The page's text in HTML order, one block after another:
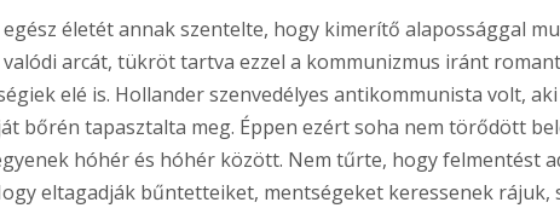
életét annak szentelte, hogy kimerítő alapossággal
arcát, tükröt tartva ezzel a kommunizmus iránt
elé is. Hollander szenvedélyes antikommunista volt,
bőrén tapasztalta meg. Éppen ezért soha nem törődött
hóhér és hóhér között. Nem tűrte, hogy felmentést
eltagadják bűntetteiket, mentségeket keressenek rájuk,